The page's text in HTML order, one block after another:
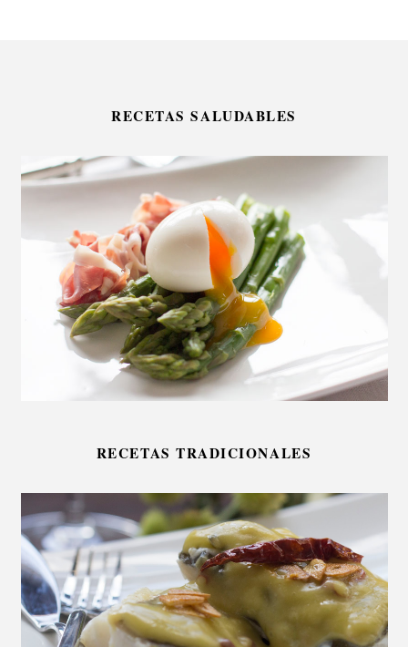
RECETAS SALUDABLES
RECETAS TRADICIONALES